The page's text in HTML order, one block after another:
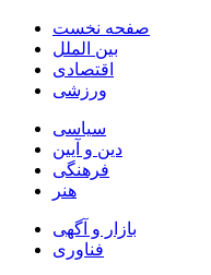
صفحه نخست
بین الملل
اقتصادی
ورزشی
سیاسی
دین و آیین
فرهنگی
هنر
بازار و آگهی
فناوری